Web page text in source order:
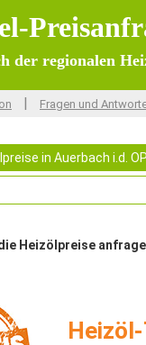
der regionalen
| Fragen und
in Auerbach i.d.
Heizölpreise